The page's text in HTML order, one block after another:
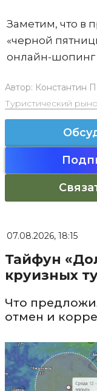
Заметим, что в
«черной
онлайн-шопинг
Автор: Константин
Туристический
07.08.2026, 18:15
Тайфун
круизных
Что
отмен и